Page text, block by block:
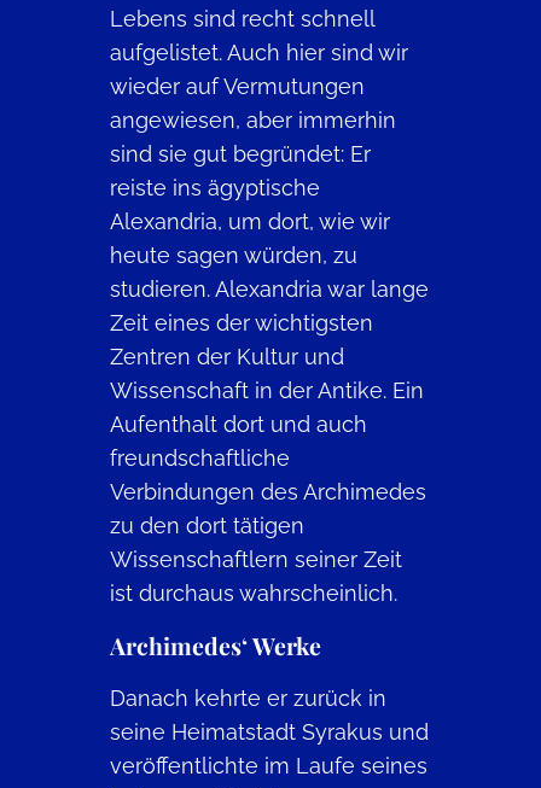
Lebens sind recht schnell
aufgelistet. Auch hier sind wir
wieder auf Vermutungen
angewiesen, aber immerhin
sind sie gut begründet: Er
reiste ins ägyptische
Alexandria, um dort, wie wir
heute sagen würden, zu
studieren. Alexandria war lange
Zeit eines der wichtigsten
Zentren der Kultur und
Wissenschaft in der Antike. Ein
Aufenthalt dort und auch
freundschaftliche
Verbindungen des Archimedes
zu den dort tätigen
Wissenschaftlern seiner Zeit
ist durchaus wahrscheinlich.
Archimedes‘ Werke
Danach kehrte er zurück in
seine Heimatstadt Syrakus und
veröffentlichte im Laufe seines